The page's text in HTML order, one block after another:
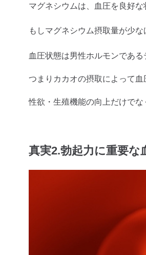
マグネシウムは、血圧を良好な
もしマグネシウム摂取量が少
血圧状態は男性ホルモンである
つまりカカオの摂取によって
性欲・生殖機能の向上だけで
真実2.勃起力に重要な